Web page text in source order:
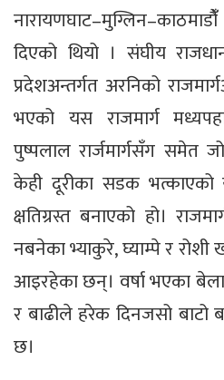
दिएको थियो । संघीय
प्रदेशअन्तर्गत अरनिको
भएको यस राजमार्ग
पुष्पलाल रार्जमार्गसँग समेत
केही दूरीका सडक भत्काएको
क्षतिग्रस्त बनाएको हो।
नबनेका भ्याकुरे, घ्याम्पे र रोशी
आइरहेका छन्। वर्षा भएका
र बाढीले हरेक दिनजसो बाटो
छ।